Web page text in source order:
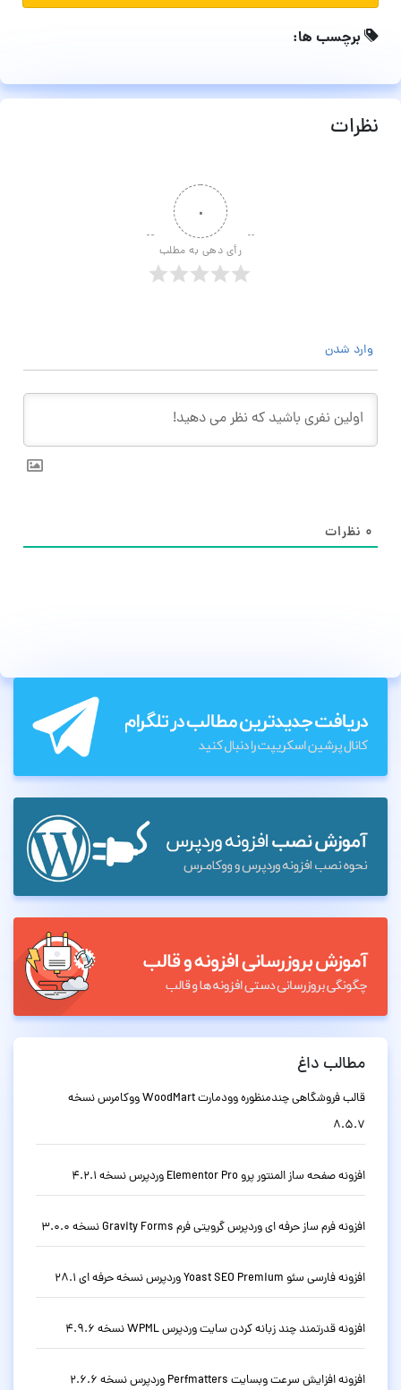
برچسب ها:
نظرات
۰
رأی دهی به مطلب
وارد شدن
۰ نظرات
مطالب داغ
قالب فروشگاهی چندمنظوره وودمارت WoodMart ووکامرس نسخه
8.5.7
افزونه صفحه ساز المنتور پرو Elementor Pro وردپرس نسخه 4.2.1
افزونه فرم ساز حرفه ای وردپرس گرویتی فرم Gravity Forms نسخه 3.0.0
افزونه فارسی سئو Yoast SEO Premium وردپرس نسخه حرفه ای 28.1
افزونه قدرتمند چند زبانه کردن سایت وردپرس WPML نسخه 4.9.6
افزونه افزایش سرعت وبسایت Perfmatters وردپرس نسخه 2.6.6